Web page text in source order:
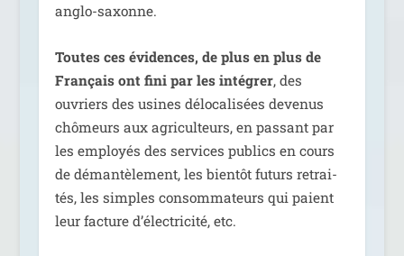
anglo-saxonne.
Toutes ces évi­dences, de plus en plus de
Français ont fini par les inté­grer, des
ouvriers des usines délo­ca­li­sées deve­nus
chô­meurs aux agri­cul­teurs, en pas­sant par
les employés des ser­vices publics en cours
de déman­tè­le­ment, les bien­tôt futurs retrai­
tés, les simples consom­ma­teurs qui paient
leur fac­ture d’élec­tri­ci­té, etc.